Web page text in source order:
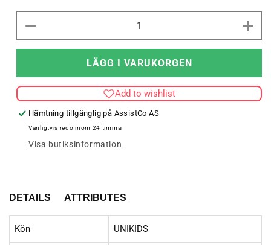
kvantitet
POLY
ZIP
JACKET
Öka
LÄGG I VARUKORGEN
Add to wishlist
Hämtning tillgänglig på AssistCo AS
Vanligtvis redo inom 24 timmar
Visa butiksinformation
DETAILS ATTRIBUTES
Kön UNIKIDS